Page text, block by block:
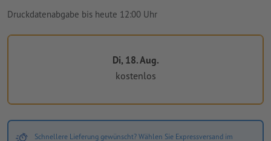
Druckdatenabgabe bis heute 12:00 Uhr
Di, 18. Aug.
kostenlos
Schnellere Lieferung gewünscht? Wählen Sie Expressversand im